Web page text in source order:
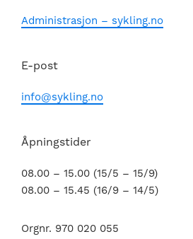
Administrasjon – sykling.no
E-post
info@sykling.no
Åpningstider
08.00 – 15.00 (15/5 – 15/9)
08.00 – 15.45 (16/9 – 14/5)
Orgnr. 970 020 055